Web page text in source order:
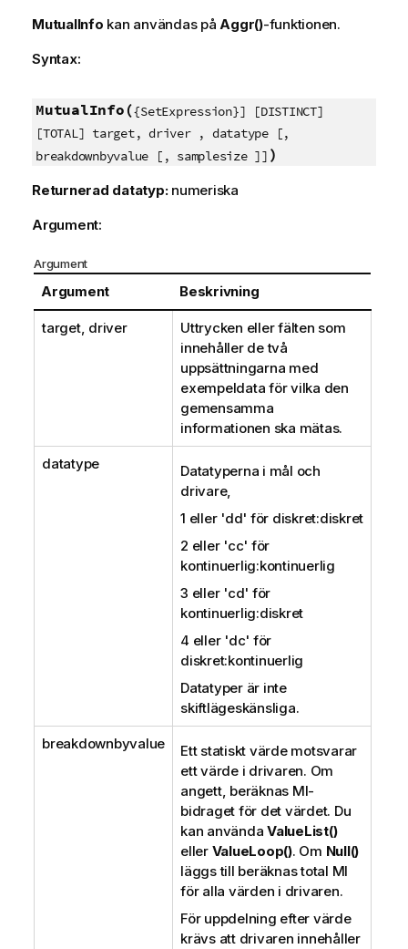
MutualInfo kan användas påAggr()-funktionen.
Syntax:
MutualInfo({SetExpression}] [DISTINCT]
[TOTAL] target, driver , datatype [,
breakdownbyvalue [, samplesize ]] )
Returnerad datatyp: numeriska
Argument:
Argument
Argument Beskrivning
target, driver
Uttrycken eller fälten som
innehåller de två
uppsättningarna med
exempeldata för vilka den
gemensamma
informationen ska mätas.
datatype
Datatyperna i mål och
drivare,
1 eller 'dd' för diskret:diskret
2 eller 'cc' för
kontinuerlig:kontinuerlig
3 eller 'cd' för
kontinuerlig:diskret
4 eller 'dc' för
diskret:kontinuerlig
Datatyper är inte
skiftlägeskänsliga.
breakdownbyvalue
Ett statiskt värde motsvarar
ett värde i drivaren. Om
angett, beräknas MI-
bidraget för det värdet. Du
kan använda ValueList()
eller ValueLoop(). Om Null()
läggs till beräknas total MI
för alla värden i drivaren.
För uppdelning efter värde
krävs att drivaren innehåller